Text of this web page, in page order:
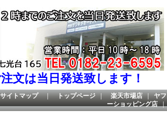
文は当日発送致します！
サイトマップ ｜ トップページ ｜ 楽天市場店 ｜ ヤフ
ーショッピング店 ｜